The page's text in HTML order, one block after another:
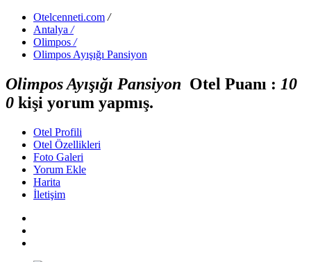
Otelcenneti.com /
Antalya /
Olimpos /
Olimpos Ayışığı Pansiyon
Olimpos Ayışığı Pansiyon Otel Puanı : 10
0 kişi yorum yapmış.
Otel Profili
Otel Özellikleri
Foto Galeri
Yorum Ekle
Harita
İletişim